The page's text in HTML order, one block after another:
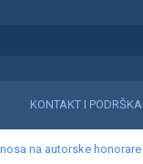
KONTAKT I PODRŠKA
na autorske honorare